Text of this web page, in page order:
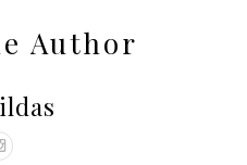
Author